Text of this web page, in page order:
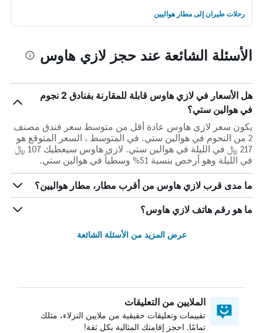
رحلات طيران إلى مطار هواليين
الأسئلة الشائعة عند حجز لازي هاوس
هل الأسعار في لازي هاوس قابلة للمقارنة بفنادق 2 نجوم
في هوالين ستي؟
يكون سعر لازي هاوس عادة أقل من متوسط ​​سعر فندق مصنف
2 من النجوم في هوالين ستي. في المتوسط ، السعر المتوقع هو
217 ﷼ في الليلة في هوالين ستي. لازي هاوس سيعطيك 107 ﷼
في الليلة وهو أرخص بنسبة 51% وسطياً في هوالين ستي.
ما مدى قرب لازي هاوس من أقرب مطار، مطار هواليين؟
ما هو رقم هاتف لازي هاوس؟
عرض المزيد من الأسئلة الشائعة
الملايين من التعليقات
تقييمات وتعليقات حقيقية من ملايين النزلاء، مثلك
تمامًا. احجز إقامتك المثالية بكل ثقة!